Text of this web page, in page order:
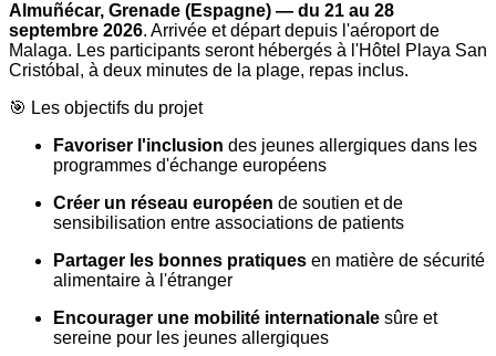
Almuñécar, Grenade (Espagne) — du 21 au 28
septembre 2026. Arrivée et départ depuis l'aéroport de
Malaga. Les participants seront hébergés à l'Hôtel Playa San
Cristóbal, à deux minutes de la plage, repas inclus.
🎯 Les objectifs du projet
Favoriser l'inclusion des jeunes allergiques dans les
programmes d'échange européens
Créer un réseau européen de soutien et de
sensibilisation entre associations de patients
Partager les bonnes pratiques en matière de sécurité
alimentaire à l'étranger
Encourager une mobilité internationale sûre et
sereine pour les jeunes allergiques